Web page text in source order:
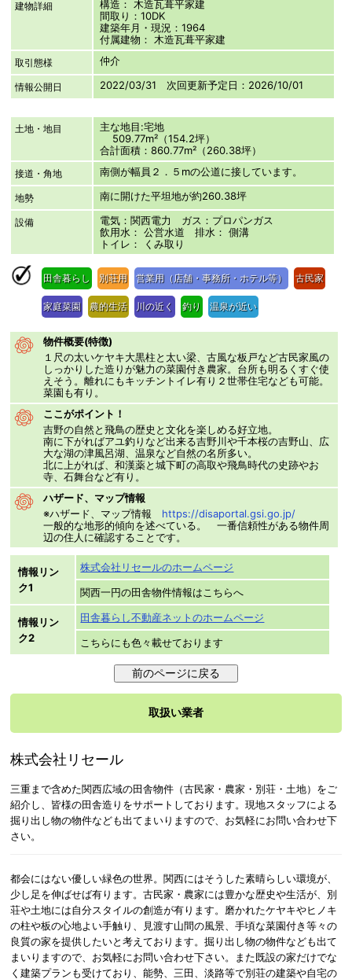
建物詳細
構造： 木造瓦葺平家建
間取り：10DK
建築年月・現況：1964
付属建物： 木造瓦葺平家建
取引態様 仲介
情報公開日 2022/03/31 次回更新予定日：2026/10/01
土地・地目
主な地目:宅地
509.77m²（154.2坪）
合計面積：860.77m²（260.38坪）
接道・角地 南側が幅員２．５mの公道に接しています。
地勢 南に開けた平坦地が約260.38坪
設備
電気：関西電力 ガス：プロパンガス
飲用水： 公営水道 排水： 側溝
トイレ： くみ取り
田舎暮らし 別荘用 営業用（店舗・事務所・ホテル等） 古民家
家庭菜園 農的生活 川の近く 釣り 温泉が近い
物件概要(特徴)
１尺の太いケヤキ大黒柱と太い梁、古風な板戸など古民家風の
しっかりした造りが魅力の菜園付き農家。台所も明るくすぐ使
えそう。離れにもキッチントイレ有り２世帯住宅なども可能。
菜園も有り。
ここがポイント！
吉野の自然と飛鳥の歴史と文化を楽しめる好立地。
南に下がればアユ釣りなど出来る吉野川や千本桜の吉野山、広
大な湖の津風呂湖、温泉など自然の名所多い。
北に上がれば、和漢薬と城下町の高取や飛鳥時代の史跡やお
寺、石舞台など有り。
ハザード、マップ情報
※ハザード、マップ情報 https://disaportal.gsi.go.jp/
一般的な地形的傾向を述べている。 一番信頼性がある物件周
辺の住人に確認することです。
情報リン
ク1
株式会社リセールのホームページ
関西一円の田舎物件情報はこちらへ
情報リン
ク2
田舎暮らし不動産ネットのホームページ
こちらにも色々載せております
取扱い業者
株式会社リセール
三重まで含めた関西広域の田舎物件（古民家・農家・別荘・土地）をご
紹介し、皆様の田舎造りをサポートしております。現地スタッフによる
掘り出し物の物件なども出てまいりますので、お気軽にお問い合わせ下
さい。
都会にはない優しい緑色の世界。関西にはそうした素晴らしい環境が、
少し足を伸ばせば有ります。古民家・農家には豊かな歴史や生活が、別
荘や土地には自分スタイルの創造が有ります。磨かれたケヤキやヒノキ
の柱や板の心地よい手触り、見渡す山間の風景、手頃な菜園付き等々の
良質の家を提供したいと考えております。掘り出し物の物件なども出て
まいりますので、お気軽にお問い合わせ下さい。また既設の家だけでな
く建築プランも受けており、能勢、三田、淡路等で別荘の建築や自宅の